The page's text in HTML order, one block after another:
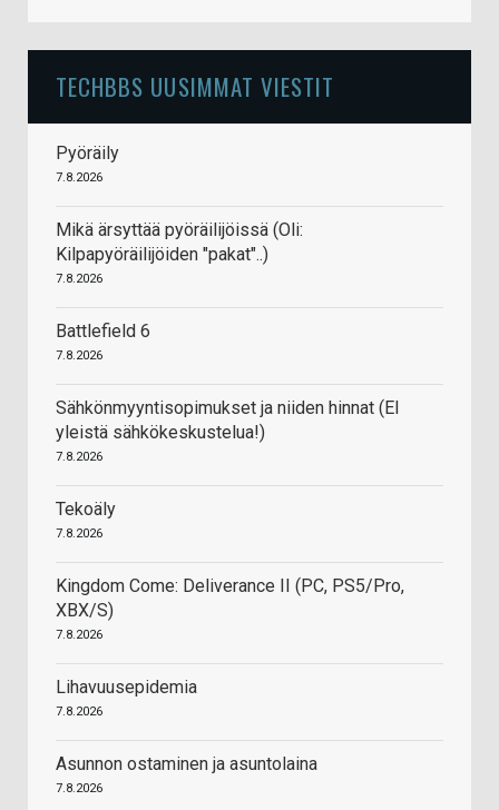
TECHBBS UUSIMMAT VIESTIT
Pyöräily
7.8.2026
Mikä ärsyttää pyöräilijöissä (Oli:
Kilpapyöräilijöiden "pakat"..)
7.8.2026
Battlefield 6
7.8.2026
Sähkönmyyntisopimukset ja niiden hinnat (EI
yleistä sähkökeskustelua!)
7.8.2026
Tekoäly
7.8.2026
Kingdom Come: Deliverance II (PC, PS5/Pro,
XBX/S)
7.8.2026
Lihavuusepidemia
7.8.2026
Asunnon ostaminen ja asuntolaina
7.8.2026